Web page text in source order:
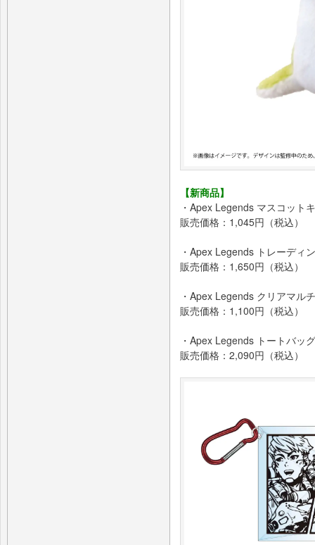
【新商品】
・Apex Legends マスコット
販売価格：1,045円（税込）
・Apex Legends トレーディ
販売価格：1,650円（税込）
・Apex Legends クリアマル
販売価格：1,100円（税込）
・Apex Legends トートバッ
販売価格：2,090円（税込）